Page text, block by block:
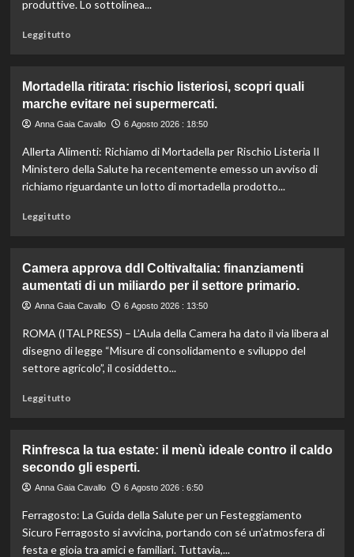
per
produttive. Lo sottolinea...
Leggi tuttoLeggi
Il
cavallo:
una
indispensabile
per
l’agricoltura
Mortadella ritirata: rischio listeriosi, scopri quali
marche evitare nei supermercati.
Anna Gaia Cavallo 6 Agosto 2026 : 18:50
Allerta Alimenti: Richiamo di Mortadella per Rischio Listeria Il
Ministero della Salute ha recentemente emesso un avviso di
richiamo riguardante un lotto di mortadella prodotto...
Leggi tuttoLeggi
Mortadella
ritirata:
rischio
scopri
quali
marche
Camera approva ddl ColtivaItalia: finanziamenti
aumentati di un miliardo per il settore primario.
Anna Gaia Cavallo 6 Agosto 2026 : 13:50
ROMA (ITALPRESS) – L’Aula della Camera ha dato il via libera al
disegno di legge “Misure di consolidamento e sviluppo del
settore agricolo”, il cosiddetto...
Leggi tuttoLeggi
Camera
approva
ddl
finanziamenti
aumentati
di
Rinfresca la tua estate: il menù ideale contro il caldo
secondo gli esperti.
Anna Gaia Cavallo 6 Agosto 2026 : 6:50
Ferragosto: La Guida della Salute per un Festeggiamento
Sicuro Ferragosto si avvicina, portando con sé un'atmosfera di
festa e gioia tra amici e familiari. Tuttavia,...